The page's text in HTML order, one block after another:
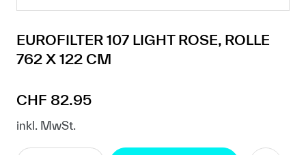
EUROFILTER 107 LIGHT ROSE, ROLLE
762 X 122 CM
Regulärer Preis:
CHF 82.95
inkl. MwSt.